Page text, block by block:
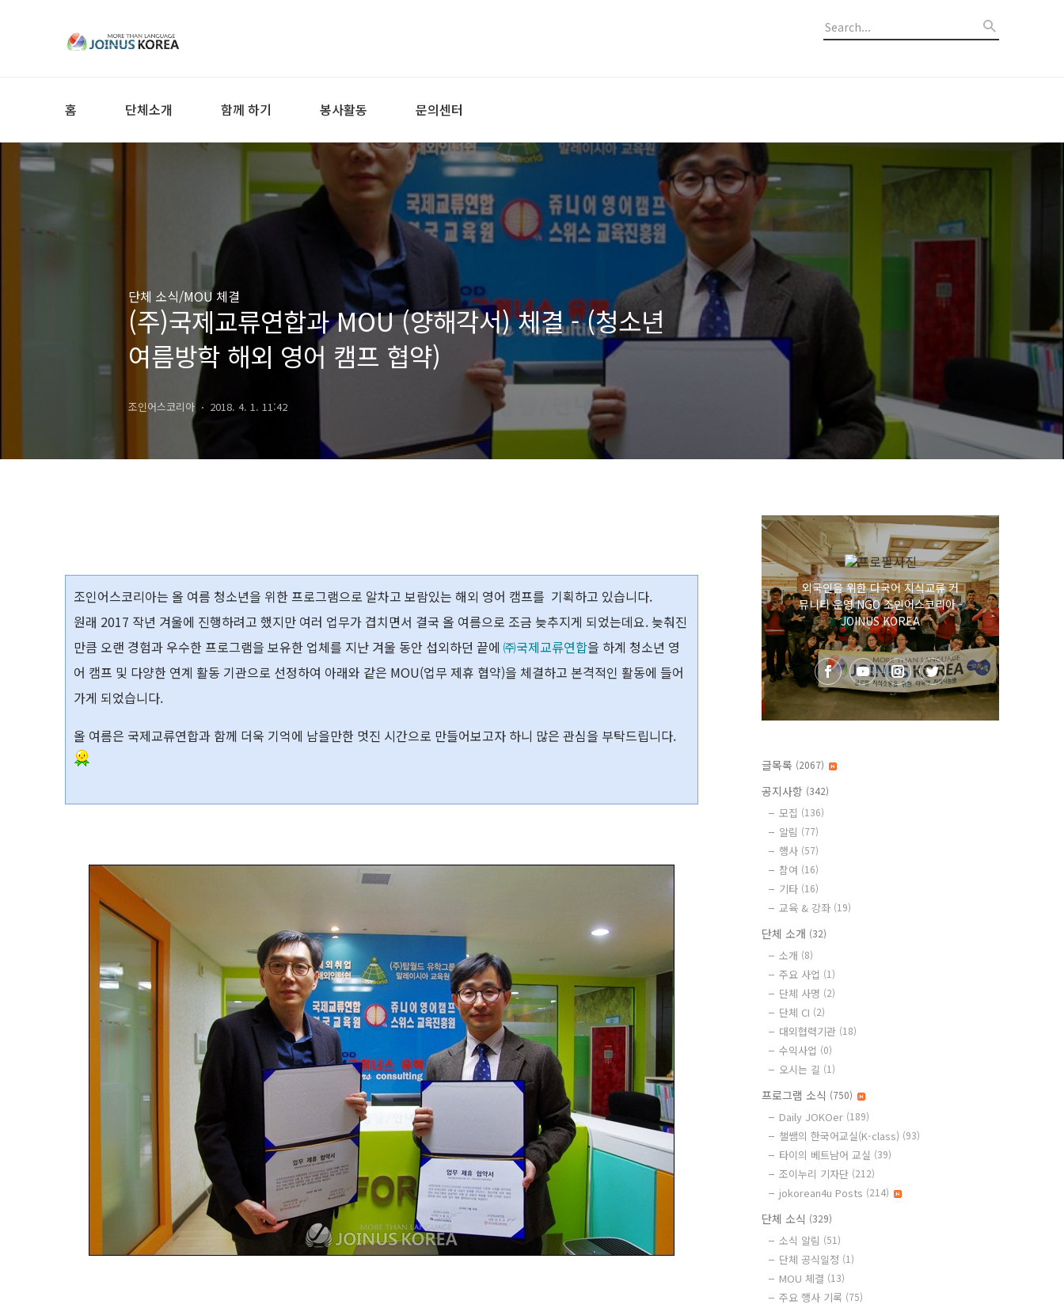
홈 단체소개 함께 하기 봉사활동 문의센터
단체 소식/MOU 체결
(주)국제교류연합과 MOU (양해각서) 체결 - (청소년
여름방학 해외 영어 캠프 협약)
조인어스코리아 2018. 4. 1. 11:42
조인어스코리아는 올 여름 청소년을 위한프로그램으로 알차고 보람있는 해외 영어 캠프를 기획하고 있습니다.
원래 2017 작년 겨울에 진행하려고 했지만 여러 업무가 겹치면서 결국 올 여름으로 조금 늦추지게 되었는데요. 늦춰진
만큼 오랜 경험과 우수한 프로그램을 보유한 업체를 지난 겨울 동안 섭외하던 끝에 ㈜국제교류연합을 하계 청소년 영
어 캠프 및 다양한 연계 활동 기관으로 선정하여 아래와 같은 MOU(업무 제휴 협약)을 체결하고 본격적인 활동에 들어
가게 되었습니다.
올 여름은 국제교류연합과 함께 더욱 기억에 남을만한 멋진 시간으로 만들어보고자 하니 많은 관심을 부탁드립니다.
외국인을 위한 다국어 지식교류 커
뮤니티 운영 NGO 조인어스코리아 -
JOINUS KOREA
글목록 (2067)
공지사항 (342)
모집 (136)
알림 (77)
행사 (57)
참여 (16)
기타 (16)
교육 & 강좌 (19)
단체 소개 (32)
소개 (8)
주요 사업 (1)
단체 사명 (2)
단체 CI (2)
대외협력기관 (18)
수익사업 (0)
오시는 길 (1)
프로그램 소식 (750)
Daily JOKOer (189)
챌쌤의 한국어교실(K-class) (93)
타이의 베트남어 교실 (39)
조이누리 기자단 (212)
jokorean4u Posts (214)
단체 소식 (329)
소식 알림 (51)
단체 공식일정 (1)
MOU 체결 (13)
주요 행사 기록 (75)